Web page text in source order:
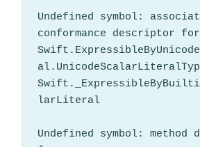
Undefined symbol:
conformance descriptor for
larLiteral
Undefined symbol: method